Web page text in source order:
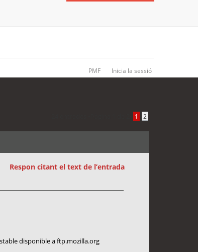
PMF Inicia la sessió
1 2
Respon citant el text de l’entrada
disponible a ftp.mozilla.org